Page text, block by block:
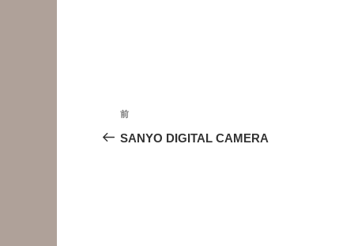
投
稿
前
の
前
SANYO DIGITAL CAMERA